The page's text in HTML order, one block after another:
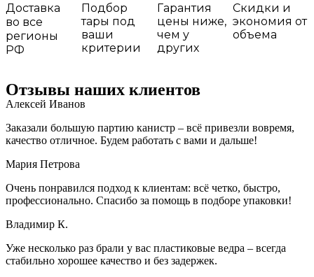
Доставка
во все
регионы
РФ
Подбор
тары под
ваши
критерии
Гарантия
цены ниже,
чем у
других
Скидки и
экономия от
объема
Отзывы наших клиентов
Алексей Иванов
Заказали большую партию канистр – всё привезли вовремя,
качество отличное. Будем работать с вами и дальше!
Мария Петрова
Очень понравился подход к клиентам: всё четко, быстро,
профессионально. Спасибо за помощь в подборе упаковки!
Владимир К.
Уже несколько раз брали у вас пластиковые ведра – всегда
стабильно хорошее качество и без задержек.